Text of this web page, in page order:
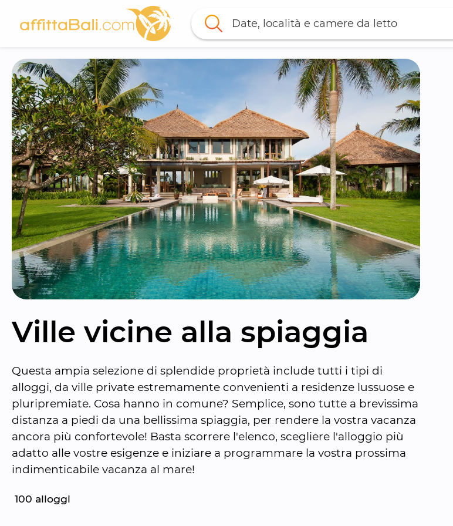
Date, località e camere da letto
Ville vicine alla spiaggia
Questa ampia selezione di splendide proprietà include tutti i tipi di
alloggi, da ville private estremamente convenienti a residenze lussuose e
pluripremiate. Cosa hanno in comune? Semplice, sono tutte a brevissima
distanza a piedi da una bellissima spiaggia, per rendere la vostra vacanza
ancora più confortevole! Basta scorrere l'elenco, scegliere l'alloggio più
adatto alle vostre esigenze e iniziare a programmare la vostra prossima
indimenticabile vacanza al mare!
100 alloggi